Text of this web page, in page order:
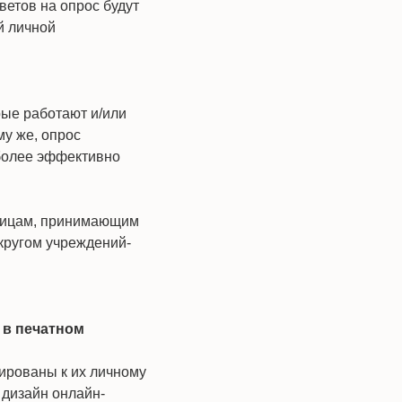
на опрос будут
личной
работают и/или
же, опрос
эффективно
принимающим
учреждений-
печатном
к их личному
онлайн-